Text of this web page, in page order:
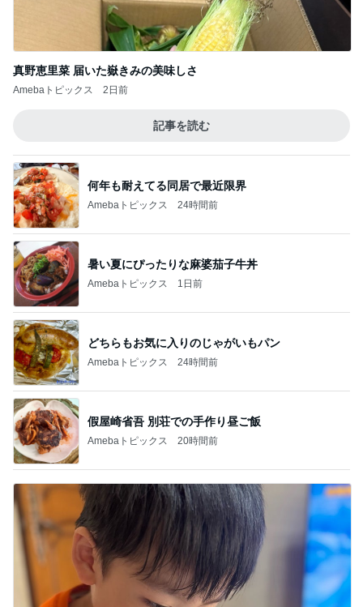
真野恵里菜 届いた嶽きみの美味しさ
Amebaトピックス 2日前
記事を読む
何年も耐えてる同居で最近限界
Amebaトピックス 24時間前
暑い夏にぴったりな麻婆茄子牛丼
Amebaトピックス 1日前
どちらもお気に入りのじゃがいもパン
Amebaトピックス 24時間前
假屋崎省吾 別荘での手作り昼ご飯
Amebaトピックス 20時間前